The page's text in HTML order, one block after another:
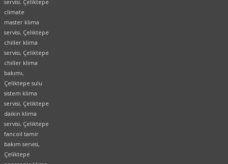
servisi, Çeliktepe
climate
master klima
servisi, Çeliktepe
chiller klima
servisi, Çeliktepe
chiller klima
bakımı,
Çeliktepe sulu
sistem klima
servisi, Çeliktepe
daikin klima
servisi, Çeliktepe
fancoil tamir
bakım servisi,
Çeliktepe